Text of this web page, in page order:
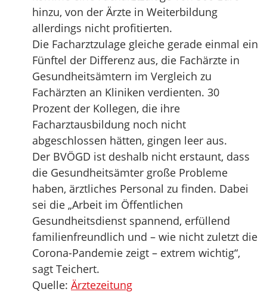
hinzu, von der Ärzte in Weiterbildung
allerdings nicht profitierten.
Die Facharztzulage gleiche gerade einmal ein
Fünftel der Differenz aus, die Fachärzte in
Gesundheitsämtern im Vergleich zu
Fachärzten an Kliniken verdienten. 30
Prozent der Kollegen, die ihre
Facharztausbildung noch nicht
abgeschlossen hätten, gingen leer aus.
Der BVÖGD ist deshalb nicht erstaunt, dass
die Gesundheitsämter große Probleme
haben, ärztliches Personal zu finden. Dabei
sei die „Arbeit im Öffentlichen
Gesundheitsdienst spannend, erfüllend
familienfreundlich und – wie nicht zuletzt die
Corona-Pandemie zeigt – extrem wichtig“,
sagt Teichert.
Quelle: Ärztezeitung